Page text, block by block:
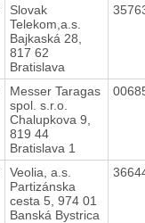
Slovak
Telekom,a.s.
Bajkaská 28,
817 62
Bratislava
Messer Taragas
spol. s.r.o.
Chalupkova 9,
819 44
Bratislava 1
Veolia, a.s.
Partizánska
cesta 5, 974 01
Banská Bystrica